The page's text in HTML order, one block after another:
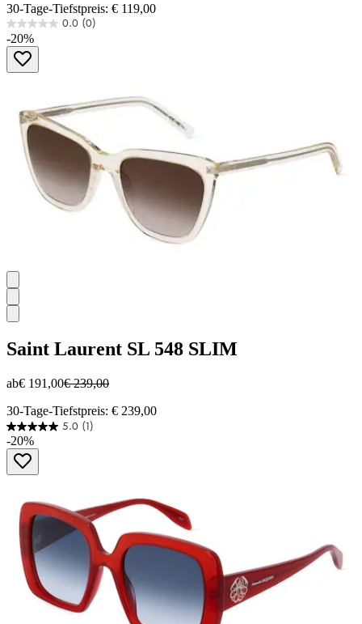
30-Tage-Tiefstpreis: € 119,00
0.0 (0)
0.0
von
Sternen.
-20%
Saint Laurent SL 548 SLIM
ab€ 191,00€ 239,00
30-Tage-Tiefstpreis: € 239,00
5.0 (1)
5.0
von
Sternen.
Bewertung
-20%